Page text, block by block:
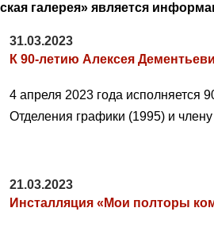
галерея» является
31.03.2023
К 90-летию Алексея
4 апреля 2023 года исполняется
Отделения графики (1995) и
21.03.2023
Инсталляция «Мои полторы